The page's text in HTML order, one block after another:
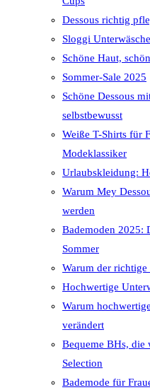
Dessous richtig
Sloggi
Schöne Haut,
Sommer-Sale 2025
Schöne Dessous
selbstbewusst
Weiße T-Shirts für
Modeklassiker
Urlaubskleidung:
Warum Mey
werden
Bademoden 2025:
Sommer
Warum der
Hochwertige
Warum
verändert
Bequeme BHs,
Selection
Bademode für